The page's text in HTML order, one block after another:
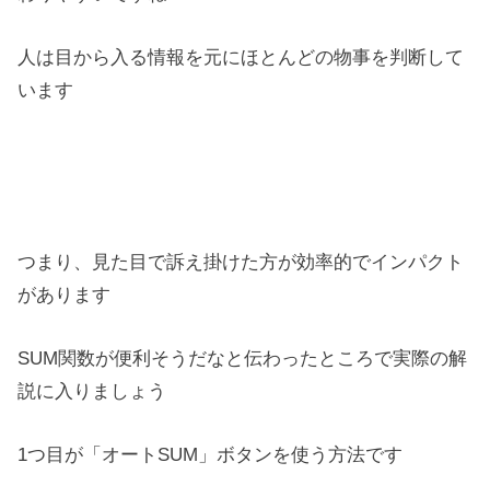
人は目から入る情報を元にほとんどの物事を判断して
います
つまり、見た目で訴え掛けた方が効率的でインパクト
があります
SUM関数が便利そうだなと伝わったところで実際の解
説に入りましょう
1つ目が「オートSUM」ボタンを使う方法です